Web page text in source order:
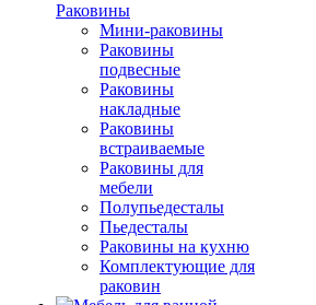
Раковины
Мини-раковины
Раковины
подвесные
Раковины
накладные
Раковины
встраиваемые
Раковины для
мебели
Полупьедесталы
Пьедесталы
Раковины на кухню
Комплектующие для
раковин